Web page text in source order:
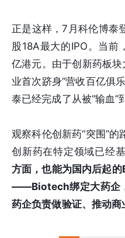
正是这样，7月科伦博泰
股18A最大的IPO。当前
亿港元。由于创新药板
业首次跻身“营收百亿俱
泰已经完成了从被“输血”
观察科伦创新药“突围”
创新药在特定领域已经
方面，也能为国内后起
——Biotech绑定大药企
药企负责做验证、推动商